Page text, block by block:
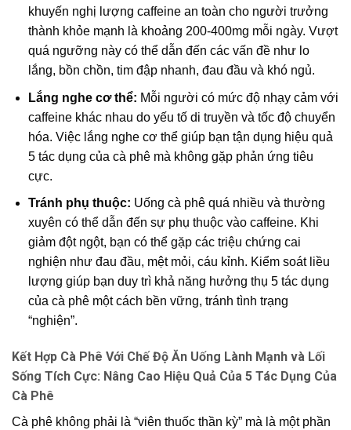
khuyến nghị lượng caffeine an toàn cho người trưởng
thành khỏe mạnh là khoảng 200-400mg mỗi ngày. Vượt
quá ngưỡng này có thể dẫn đến các vấn đề như lo
lắng, bồn chồn, tim đập nhanh, đau đầu và khó ngủ.
Lắng nghe cơ thể: Mỗi người có mức độ nhạy cảm với
caffeine khác nhau do yếu tố di truyền và tốc độ chuyển
hóa. Việc lắng nghe cơ thể giúp bạn tận dụng hiệu quả
5 tác dụng của cà phê mà không gặp phản ứng tiêu
cực.
Tránh phụ thuộc: Uống cà phê quá nhiều và thường
xuyên có thể dẫn đến sự phụ thuộc vào caffeine. Khi
giảm đột ngột, bạn có thể gặp các triệu chứng cai
nghiện như đau đầu, mệt mỏi, cáu kỉnh. Kiểm soát liều
lượng giúp bạn duy trì khả năng hưởng thụ 5 tác dụng
của cà phê một cách bền vững, tránh tình trạng
“nghiện”.
Kết Hợp Cà Phê Với Chế Độ Ăn Uống Lành Mạnh và Lối
Sống Tích Cực: Nâng Cao Hiệu Quả Của 5 Tác Dụng Của
Cà Phê
Cà phê không phải là “viên thuốc thần kỳ” mà là một phần